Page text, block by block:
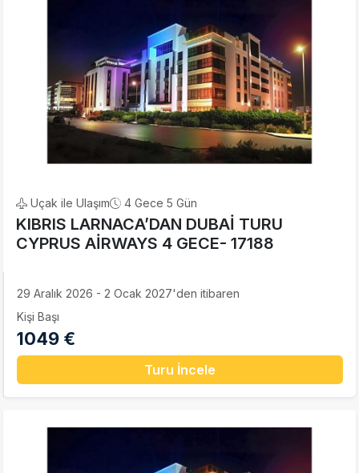
Uçak ile Ulaşım 4 Gece 5 Gün
KIBRIS LARNACA’DAN DUBAİ TURU
CYPRUS AİRWAYS 4 GECE- 17188
29 Aralık 2026 - 2 Ocak 2027'den itibaren
Kişi Başı
1049 €
Turu İncele